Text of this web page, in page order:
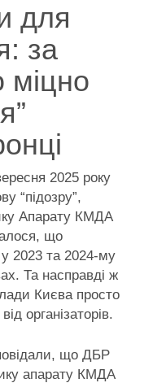
для
за
міцно
2025 року
“підозру”,
Апарату КМДА
що
2023 та 2024-му
Та насправді ж
Києва просто
організаторів.
що ДБР
апарату КМДА